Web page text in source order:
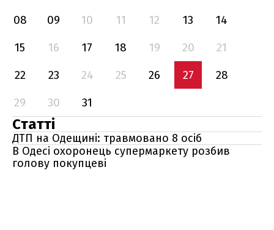
08
09 10 11 12 13
14
15
16 17 18 19 20
21
22
23 24 25 26 27
28
29
30 31
Статті
ДТП на Одещині: травмовано 8 осіб
В Одесі охоронець супермаркету розбив
голову покупцеві